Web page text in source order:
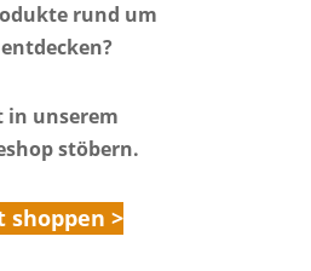
rund um
entdecken?
in unserem
stöbern.
shoppen >